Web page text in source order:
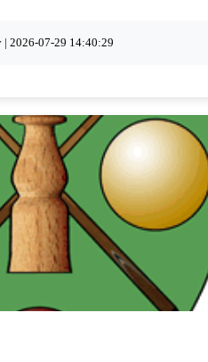
| 2026-07-29 14:40:29